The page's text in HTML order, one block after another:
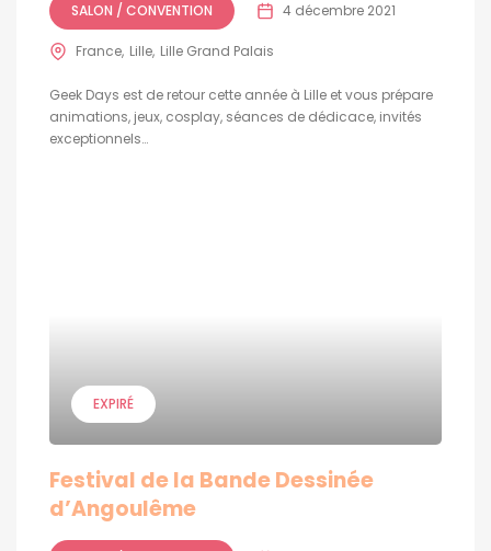
SALON / CONVENTION 4 décembre 2021
France Lille Lille Grand Palais
Geek Days est de retour cette année à Lille et vous prépare
animations, jeux, cosplay, séances de dédicace, invités
exceptionnels…
EXPIRÉ
Festival de la Bande Dessinée
d’Angoulême